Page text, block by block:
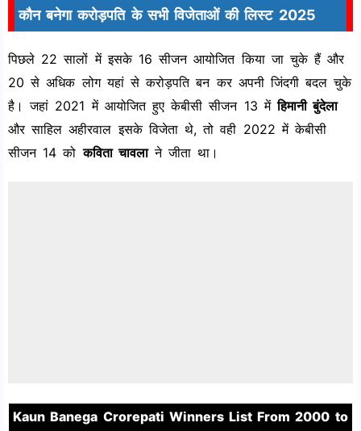
कौन बनेगा करोड़पति के सभी विजेताओं की लिस्ट 2025
पिछले 22 सालों में इसके 16 सीजन आयोजित किया जा चुके हैं और
20 से अधिक लोग यहां से करोड़पति बन कर अपनी जिंदगी बदल चुके
है। जहां 2021 में आयोजित हुए केबीसी सीजन 13 मेंहिमानी बुंदेला
और साहिल अहीरवाल इसके विजेता थे, तो वही 2022 में केबीसी
सीजन 14 कोकविता चावलाने जीता था।
Kaun Banega Crorepati Winners List From 2000 to